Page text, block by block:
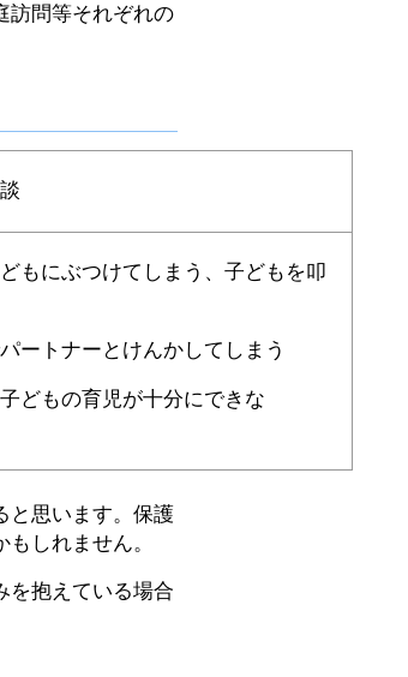
訪問等それぞれの
もにぶつけてしまう、子どもを叩
ートナーとけんかしてしまう
どもの育児が十分にできな
と思います。保護
しれません。
を抱えている場合